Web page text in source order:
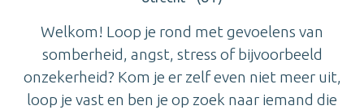
Welkom! Loop je rond met gevoelens van
somberheid, angst, stress of bijvoorbeeld
onzekerheid? Kom je er zelf even niet meer uit,
loop je vast en ben je op zoek naar iemand die